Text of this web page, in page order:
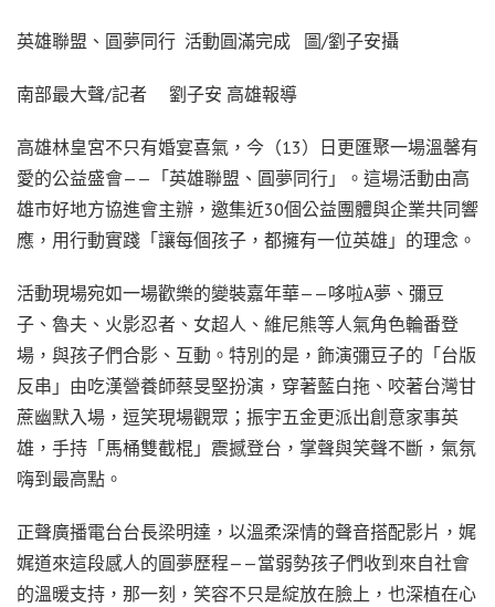
英雄聯盟、圓夢同行 活動圓滿完成 圖/劉子安攝
南部最大聲/記者 劉子安 高雄報導
高雄林皇宮不只有婚宴喜氣，今（13）日更匯聚一場溫馨有
愛的公益盛會——「英雄聯盟、圓夢同行」。這場活動由高
雄市好地方協進會主辦，邀集近30個公益團體與企業共同響
應，用行動實踐「讓每個孩子，都擁有一位英雄」的理念。
活動現場宛如一場歡樂的變裝嘉年華——哆啦A夢、彌豆
子、魯夫、火影忍者、女超人、維尼熊等人氣角色輪番登
場，與孩子們合影、互動。特別的是，飾演彌豆子的「台版
反串」由吃漢營養師蔡旻堅扮演，穿著藍白拖、咬著台灣甘
蔗幽默入場，逗笑現場觀眾；振宇五金更派出創意家事英
雄，手持「馬桶雙截棍」震撼登台，掌聲與笑聲不斷，氣氛
嗨到最高點。
正聲廣播電台台長梁明達，以溫柔深情的聲音搭配影片，娓
娓道來這段感人的圓夢歷程——當弱勢孩子們收到來自社會
的溫暖支持，那一刻，笑容不只是綻放在臉上，也深植在心